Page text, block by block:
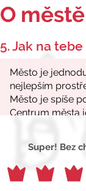
O městě
5. Jak na
Super! Bez